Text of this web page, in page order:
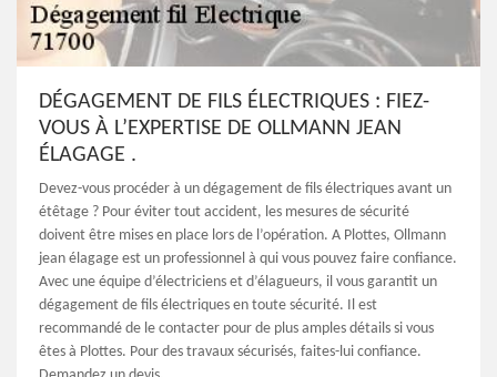
DÉGAGEMENT DE FILS ÉLECTRIQUES : FIEZ-
VOUS À L’EXPERTISE DE OLLMANN JEAN
ÉLAGAGE .
Devez-vous procéder à un dégagement de fils électriques avant un
étêtage ? Pour éviter tout accident, les mesures de sécurité
doivent être mises en place lors de l’opération. A Plottes, Ollmann
jean élagage est un professionnel à qui vous pouvez faire confiance.
Avec une équipe d’électriciens et d’élagueurs, il vous garantit un
dégagement de fils électriques en toute sécurité. Il est
recommandé de le contacter pour de plus amples détails si vous
êtes à Plottes. Pour des travaux sécurisés, faites-lui confiance.